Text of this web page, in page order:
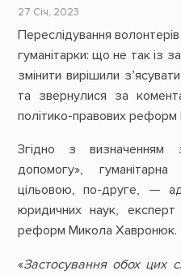
27 Січ, 2023
Переслідування
гуманітарки: що не так із
змінити вирішили
та звернулися за
політико-правових
Згідно з визначенням
допомогу»,
цільовою, по-друге, —
юридичних наук, експерт
реформ Микола Хавронюк.
«Застосування обох цих